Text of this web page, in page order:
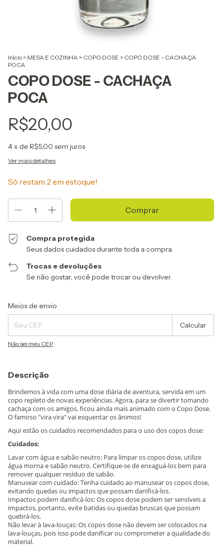
Início > MESA E COZINHA > COPO DOSE > COPO DOSE - CACHAÇA
POCA
COPO DOSE - CACHAÇA
POCA
R$20,00
4x de R$5,00 sem juros
Ver mais detalhes
Só restam 2 em estoque!
Compra protegida
Seus dados cuidados durante toda a compra.
Trocas e devoluções
Se não gostar, você pode trocar ou devolver.
Entregas para o CEP:
Meios de envio
Calcular
Não sei meu CEP
Descrição
Brindemos à vida com uma dose diária de aventura, servida em um
copo repleto de novas experiências. Agora, para se divertir tomando
cachaça com os amigos, ficou ainda mais animado com o Copo Dose.
O famoso "vira vira" vai esquentar os ânimos!
Aqui estão os cuidados recomendados para o uso dos copos dose:
Cuidados:
Lavar com água e sabão neutro: Para limpar os copos dose, utilize
água morna e sabão neutro. Certifique-se de enxaguá-los bem para
remover qualquer resíduo de sabão.
Manusear com cuidado: Tenha cuidado ao manusear os copos dose,
evitando quedas ou impactos que possam danificá-los.
Impactos podem danificá-los: Os copos dose podem ser sensíveis a
impactos, portanto, evite batidas ou quedas bruscas que possam
quebrá-los.
Não levar à lava-louças: Os copos dose não devem ser colocados na
lava-louças, pois isso pode danificar ou comprometer a qualidade do
material.